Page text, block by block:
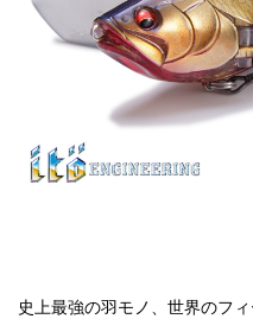
史上最強の羽モノ、世界のフ